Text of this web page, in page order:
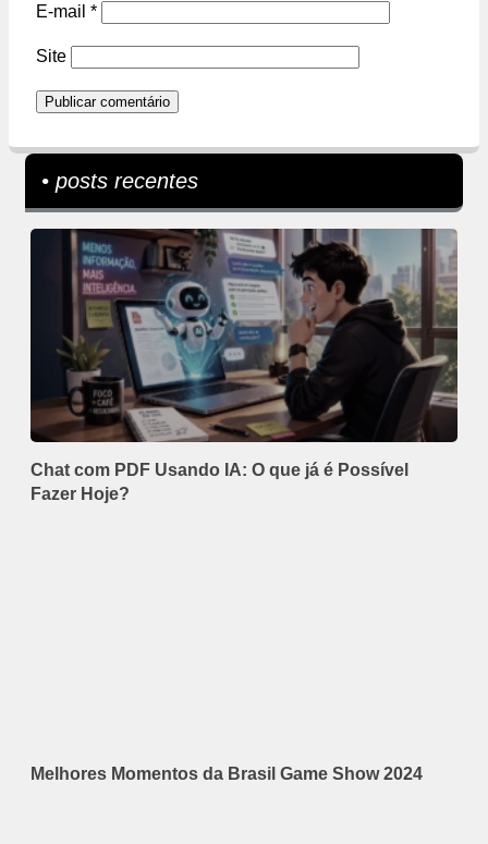
E-mail *
Site
• posts recentes
Chat com PDF Usando IA: O que já é Possível
Fazer Hoje?
Melhores Momentos da Brasil Game Show 2024